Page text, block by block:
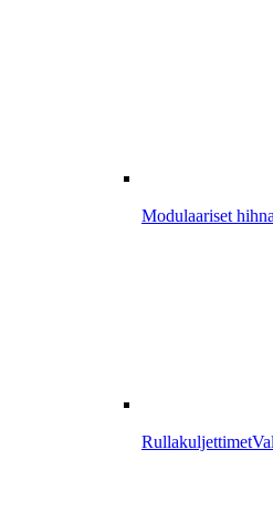
Modulaariset
Rullakuljettimet